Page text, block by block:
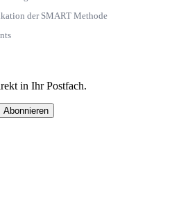
der SMART Methode
in Ihr Postfach.
Abonnieren